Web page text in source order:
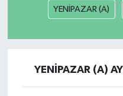
YENİPAZAR (A)
YENİPAZAR (A)